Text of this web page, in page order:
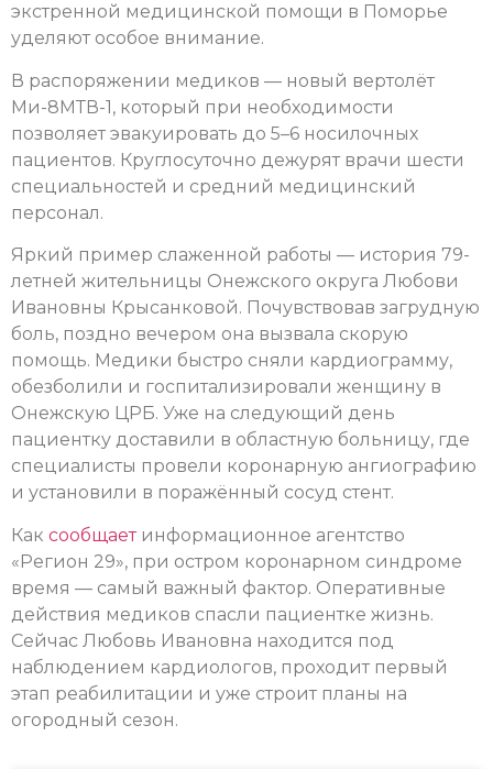
экстренной медицинской помощи в Поморье
уделяют особое внимание.
В распоряжении медиков — новый вертолёт
Ми-8МТВ-1, который при необходимости
позволяет эвакуировать до 5–6 носилочных
пациентов. Круглосуточно дежурят врачи шести
специальностей и средний медицинский
персонал.
Яркий пример слаженной работы — история 79-
летней жительницы Онежского округа Любови
Ивановны Крысанковой. Почувствовав загрудную
боль, поздно вечером она вызвала скорую
помощь. Медики быстро сняли кардиограмму,
обезболили и госпитализировали женщину в
Онежскую ЦРБ. Уже на следующий день
пациентку доставили в областную больницу, где
специалисты провели коронарную ангиографию
и установили в поражённый сосуд стент.
Как сообщаетинформационное агентство
«Регион 29», при остром коронарном синдроме
время — самый важный фактор. Оперативные
действия медиков спасли пациентке жизнь.
Сейчас Любовь Ивановна находится под
наблюдением кардиологов, проходит первый
этап реабилитации и уже строит планы на
огородный сезон.